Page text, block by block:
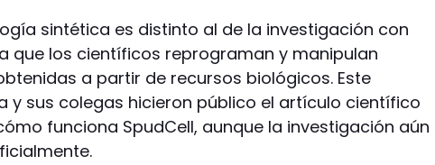
sintética es distinto al de la investigación con
que los científicos reprograman y manipulan
a partir de recursos biológicos. Este
y sus colegas hicieron público el artículo científico
funciona SpudCell, aunque la investigación aún